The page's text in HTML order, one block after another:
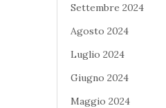
Settembre 2024
Agosto 2024
Luglio 2024
Giugno 2024
Maggio 2024